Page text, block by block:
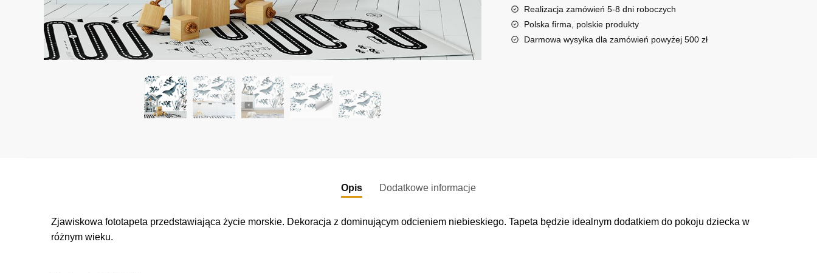
a
t
i
Realizacja zamówień 5-8 dni roboczych
Polska firma, polskie produkty
Darmowa wysyłka dla zamówień powyżej 500 zł
Opis Dodatkowe informacje
Zjawiskowa fototapeta przedstawiająca życie morskie. Dekoracja z dominującym odcieniem niebieskiego. Tapeta będzie idealnym dodatkiem do pokoju dziecka w
różnym wieku.